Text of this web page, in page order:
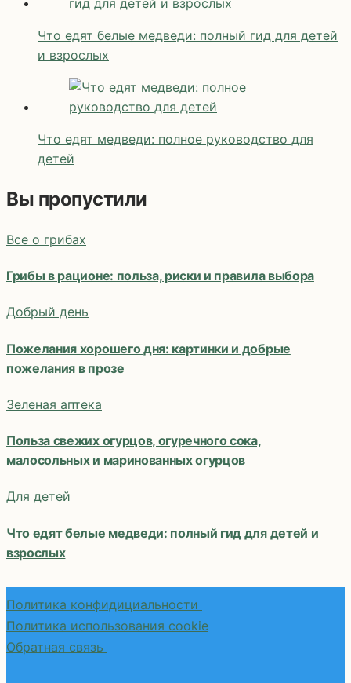
Что едят белые медведи: полный гид для детей
и взрослых
Что едят медведи: полное руководство для
детей
Вы пропустили
Все о грибах
Грибы в рационе: польза, риски и правила выбора
Добрый день
Пожелания хорошего дня: картинки и добрые
пожелания в прозе
Зеленая аптека
Польза свежих огурцов, огуречного сока,
малосольных и маринованных огурцов
Для детей
Что едят белые медведи: полный гид для детей и
взрослых
Политика конфидициальности
Политика использования cookie
Обратная связь